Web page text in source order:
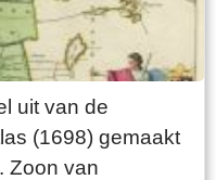
uit van de
(1698) gemaakt
Zoon van